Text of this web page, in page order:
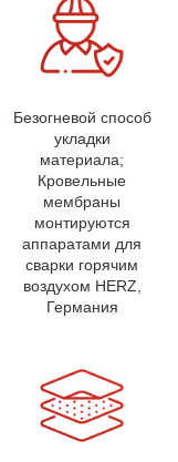
Безогневой способ
укладки
материала;
Кровельные
мембраны
монтируются
аппаратами для
сварки горячим
воздухом HERZ,
Германия